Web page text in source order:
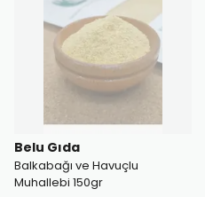
Belu Gıda
Balkabağı ve Havuçlu
Muhallebi 150gr